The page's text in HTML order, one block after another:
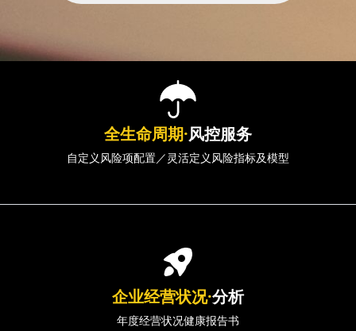
全生命周期·风控服务
自定义风险项配置／灵活定义风险指标及模型
企业经营状况·分析
年度经营状况健康报告书